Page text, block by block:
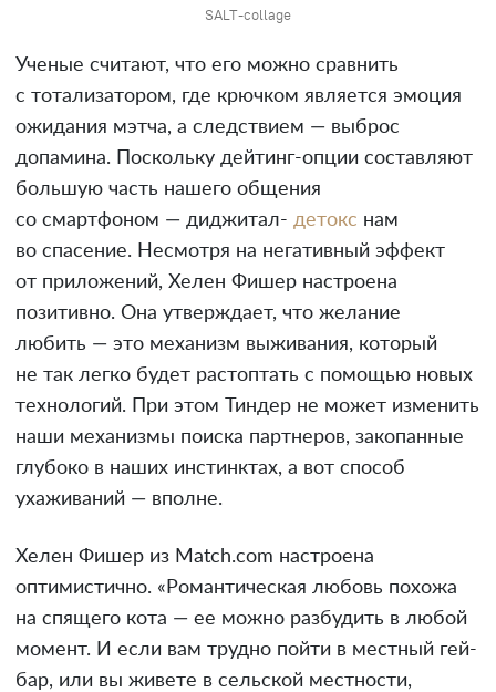
SALT-collage
Ученые считают, что его можно сравнить
с тотализатором, где крючком является эмоция
ожидания мэтча, а следствием — выброс
допамина. Поскольку дейтинг-опции составляют
большую часть нашего общения
со смартфоном — диджитал- детокс нам
во спасение. Несмотря на негативный эффект
от приложений, Хелен Фишер настроена
позитивно. Она утверждает, что желание
любить — это механизм выживания, который
не так легко будет растоптать с помощью новых
технологий. При этом Тиндер не может изменить
наши механизмы поиска партнеров, закопанные
глубоко в наших инстинктах, а вот способ
ухаживаний — вполне.
Хелен Фишер из Match.com настроена
оптимистично. «Романтическая любовь похожа
на спящего кота — ее можно разбудить в любой
момент. И если вам трудно пойти в местный гей-
бар, или вы живете в сельской местности,